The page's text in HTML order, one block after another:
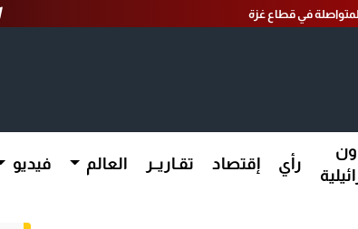
في قطاع غزة
رأي إقتصاد تقـاريــر العالم فيديو